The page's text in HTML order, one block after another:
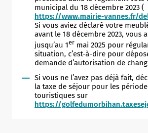
municipal du 18 décembre 2023 (
https://www.mairie-vannes.fr/
Si vous aviez déclaré votre
avant le 18 décembre 2023, vous
jusqu’au 1er mai 2025 pour
situation, c’est-à-dire pour
demande d’autorisation de
Si vous ne l’avez pas déjà fait,
la taxe de séjour pour les
touristiques sur
https://
ShareThis is disabled.